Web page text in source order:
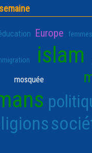
Europe femmes
islam
mosquée